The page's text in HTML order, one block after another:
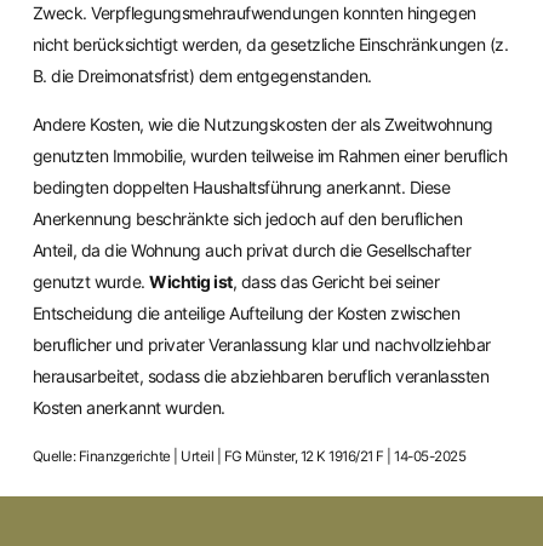
Zweck. Verpflegungsmehraufwendungen konnten hingegen
nicht berücksichtigt werden, da gesetzliche Einschränkungen (z.
B. die Dreimonatsfrist) dem entgegenstanden.
Andere Kosten, wie die Nutzungskosten der als Zweitwohnung
genutzten Immobilie, wurden teilweise im Rahmen einer beruflich
bedingten doppelten Haushaltsführung anerkannt. Diese
Anerkennung beschränkte sich jedoch auf den beruflichen
Anteil, da die Wohnung auch privat durch die Gesellschafter
genutzt wurde.Wichtig ist, dass das Gericht bei seiner
Entscheidung die anteilige Aufteilung der Kosten zwischen
beruflicher und privater Veranlassung klar und nachvollziehbar
herausarbeitet, sodass die abziehbaren beruflich veranlassten
Kosten anerkannt wurden.
Quelle: Finanzgerichte | Urteil | FG Münster, 12 K 1916/21 F | 14-05-2025